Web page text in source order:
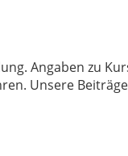
Angaben zu
Unsere